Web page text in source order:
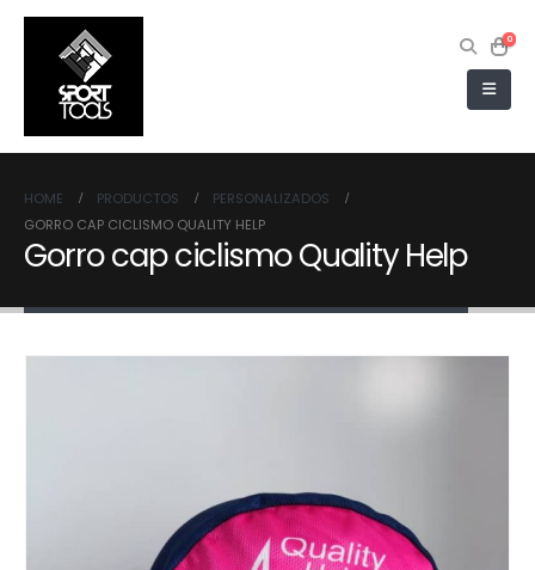
0
HOME PRODUCTOS
PERSONALIZADOS
GORRO CAP CICLISMO QUALITY HELP
Gorro cap ciclismo Quality Help